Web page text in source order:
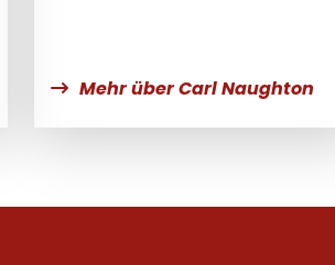
Mehr über Carl Naughton